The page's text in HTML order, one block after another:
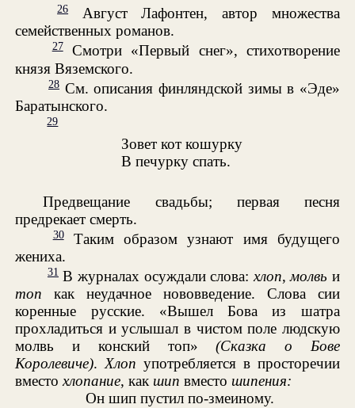
26
Август Лафонтен, автор множества
семейственных романов.
27Смотри «Первый снег», стихотворение
князя Вяземского.
28 См. описания финляндской зимы в «Эде»
Баратынского.
29
Зовет кот кошурку
В печурку спать.
Предвещание свадьбы; первая песня
предрекает смерть.
30Таким образом узнают имя будущего
жениха.
31В журналах осуждали слова:хлоп, молвь и
топ как неудачное нововведение. Слова сии
коренные русские. «Вышел Бова из шатра
прохладиться и услышал в чистом поле людскую
молвь и конский топ»(Сказка о Бове
Королевиче).Хлоп употребляется в просторечии
вместохлопание, как шип вместо шипения:
Он шип пустил по-змеиному.